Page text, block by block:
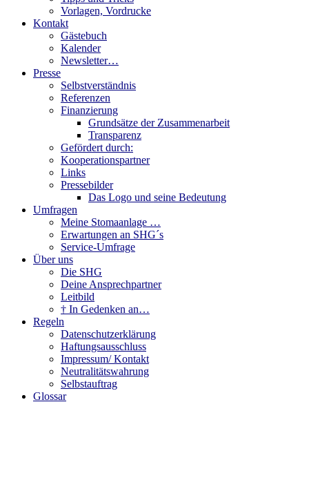
Vorlagen, Vordrucke
Kontakt
Gästebuch
Kalender
Newsletter…
Presse
Selbstverständnis
Referenzen
Finanzierung
Grundsätze der Zusammenarbeit
Transparenz
Gefördert durch:
Kooperationspartner
Links
Pressebilder
Das Logo und seine Bedeutung
Umfragen
Meine Stomaanlage …
Erwartungen an SHG´s
Service-Umfrage
Über uns
Die SHG
Deine Ansprechpartner
Leitbild
† In Gedenken an…
Regeln
Datenschutzerklärung
Haftungsausschluss
Impressum/ Kontakt
Neutralitätswahrung
Selbstauftrag
Glossar